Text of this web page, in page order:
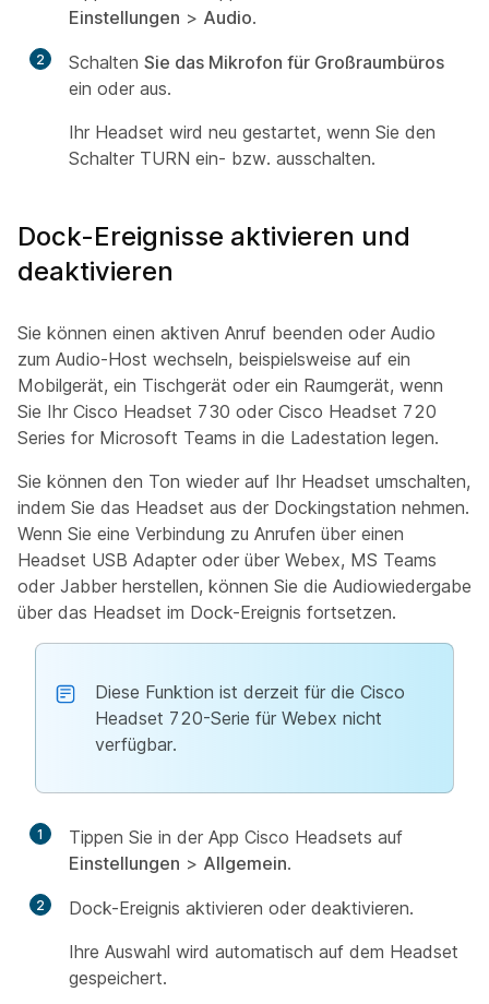
Einstellungen > Audio.
2 Schalten Sie das Mikrofon für Großraumbüros
ein oder aus.
Ihr Headset wird neu gestartet, wenn Sie den
Schalter TURN ein- bzw. ausschalten.
Dock-Ereignisse aktivieren und
deaktivieren
Sie können einen aktiven Anruf beenden oder Audio
zum Audio-Host wechseln, beispielsweise auf ein
Mobilgerät, ein Tischgerät oder ein Raumgerät, wenn
Sie Ihr Cisco Headset 730 oder Cisco Headset 720
Series for Microsoft Teams in die Ladestation legen.
Sie können den Ton wieder auf Ihr Headset umschalten,
indem Sie das Headset aus der Dockingstation nehmen.
Wenn Sie eine Verbindung zu Anrufen über einen
Headset USB Adapter oder über Webex, MS Teams
oder Jabber herstellen, können Sie die Audiowiedergabe
über das Headset im Dock-Ereignis fortsetzen.
Diese Funktion ist derzeit für die Cisco
Headset 720-Serie für Webex nicht
verfügbar.
1
Tippen Sie in der App Cisco Headsets auf
Einstellungen > Allgemein.
2 Dock-Ereignis aktivieren oder deaktivieren.
Ihre Auswahl wird automatisch auf dem Headset
gespeichert.